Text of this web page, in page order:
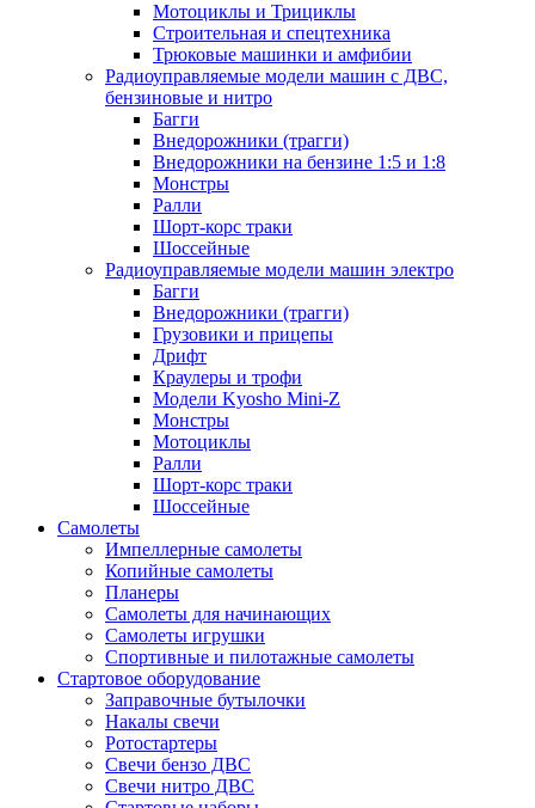
Мотоциклы и Трициклы
Строительная и спецтехника
Трюковые машинки и амфибии
Радиоуправляемые модели машин с ДВС,
бензиновые и нитро
Багги
Внедорожники (трагги)
Внедорожники на бензине 1:5 и 1:8
Монстры
Ралли
Шорт-корс траки
Шоссейные
Радиоуправляемые модели машин электро
Багги
Внедорожники (трагги)
Грузовики и прицепы
Дрифт
Краулеры и трофи
Модели Kyosho Mini-Z
Монстры
Мотоциклы
Ралли
Шорт-корс траки
Шоссейные
Самолеты
Импеллерные самолеты
Копийные самолеты
Планеры
Самолеты для начинающих
Самолеты игрушки
Спортивные и пилотажные самолеты
Стартовое оборудование
Заправочные бутылочки
Накалы свечи
Ротостартеры
Свечи бензо ДВС
Свечи нитро ДВС